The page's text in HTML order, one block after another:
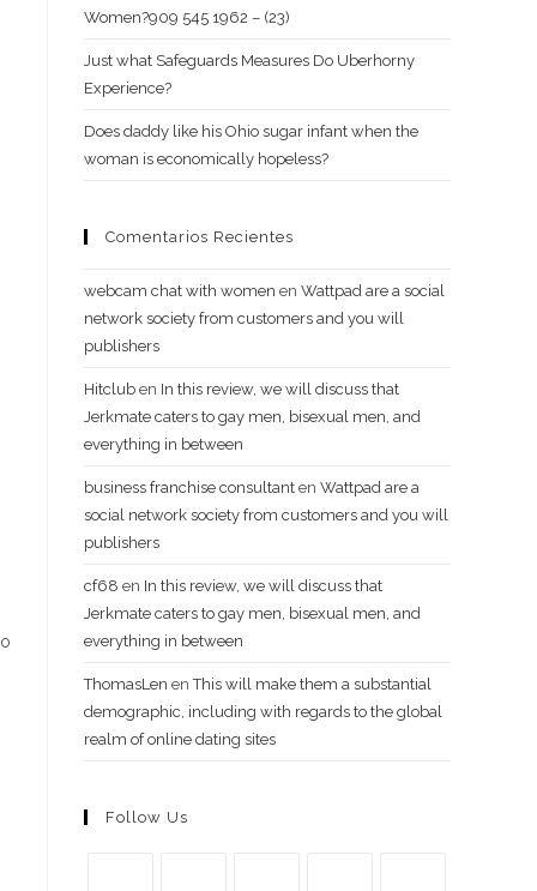
Women?909 545 1962 – (23)
Just what Safeguards Measures Do Uberhorny
Experience?
Does daddy like his Ohio sugar infant when the
woman is economically hopeless?
Comentarios Recientes
webcam chat with women en Wattpad are a social
network society from customers and you will
publishers
Hitclub en In this review, we will discuss that
Jerkmate caters to gay men, bisexual men, and
everything in between
business franchise consultant en Wattpad are a
social network society from customers and you will
publishers
cf68 en In this review, we will discuss that
Jerkmate caters to gay men, bisexual men, and
everything in between
ThomasLen enThis will make them a substantial
demographic, including with regards to the global
realm of online dating sites
Follow Us